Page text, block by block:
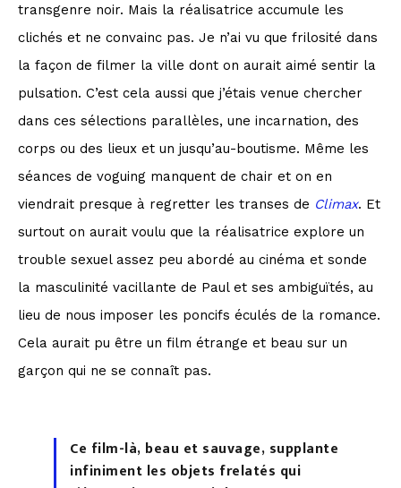
transgenre noir. Mais la réalisatrice accumule les
clichés et ne convainc pas. Je n’ai vu que frilosité dans
la façon de filmer la ville dont on aurait aimé sentir la
pulsation. C’est cela aussi que j’étais venue chercher
dans ces sélections parallèles, une incarnation, des
corps ou des lieux et un jusqu’au-boutisme. Même les
séances de voguing manquent de chair et on en
viendrait presque à regretter les transes de Climax. Et
surtout on aurait voulu que la réalisatrice explore un
trouble sexuel assez peu abordé au cinéma et sonde
la masculinité vacillante de Paul et ses ambiguïtés, au
lieu de nous imposer les poncifs éculés de la romance.
Cela aurait pu être un film étrange et beau sur un
garçon qui ne se connaît pas.
Ce film-là, beau et sauvage, supplante
infiniment les objets frelatés qui